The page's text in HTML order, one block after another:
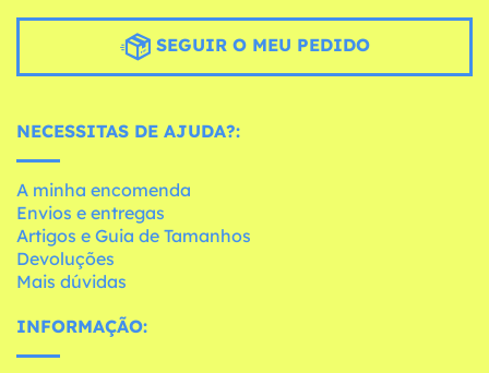
SEGUIR O MEU PEDIDO
NECESSITAS DE AJUDA?:
A minha encomenda
Envios e entregas
Artigos e Guia de Tamanhos
Devoluções
Mais dúvidas
INFORMAÇÃO: